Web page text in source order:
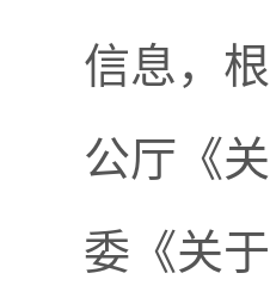
信息，
公厅《
委《关